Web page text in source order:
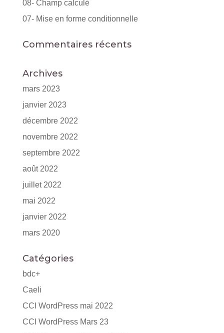
08- Champ calculé
07- Mise en forme conditionnelle
Commentaires récents
Archives
mars 2023
janvier 2023
décembre 2022
novembre 2022
septembre 2022
août 2022
juillet 2022
mai 2022
janvier 2022
mars 2020
Catégories
bdc+
Caeli
CCI WordPress mai 2022
CCI WordPress Mars 23